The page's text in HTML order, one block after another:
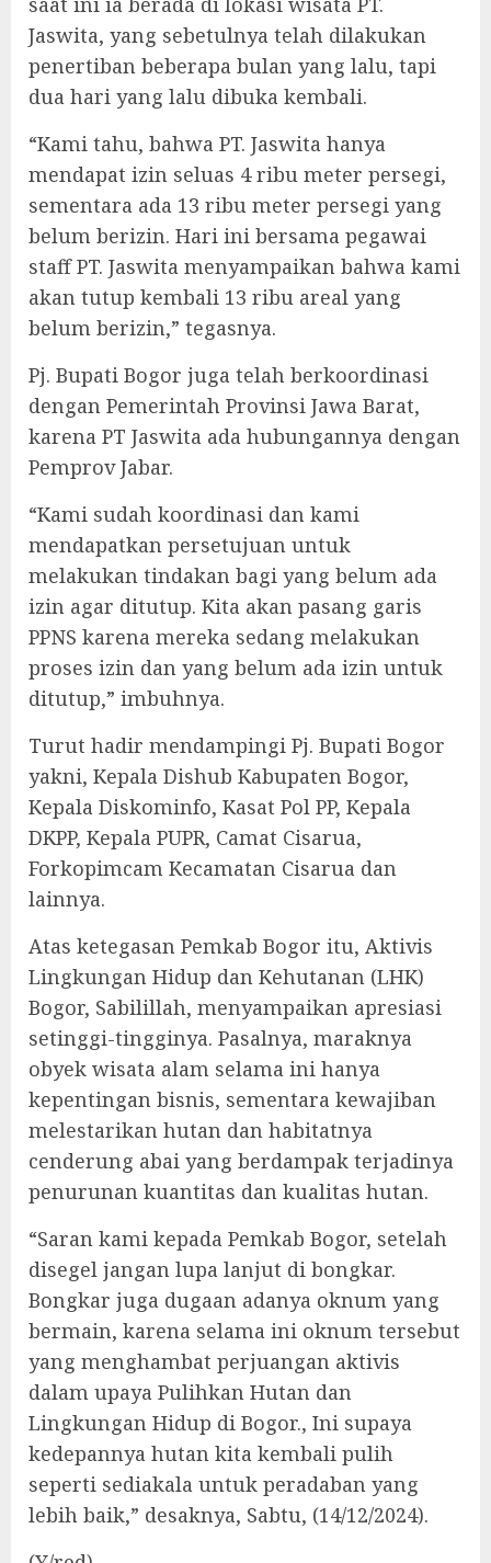
Jaswita, yang sebetulnya telah dilakukan
penertiban beberapa bulan yang lalu, tapi
dua hari yang lalu dibuka kembali.
“Kami tahu, bahwa PT. Jaswita hanya
mendapat izin seluas 4 ribu meter persegi,
sementara ada 13 ribu meter persegi yang
belum berizin. Hari ini bersama pegawai
staff PT. Jaswita menyampaikan bahwa kami
akan tutup kembali 13 ribu areal yang
belum berizin,” tegasnya.
Pj. Bupati Bogor juga telah berkoordinasi
dengan Pemerintah Provinsi Jawa Barat,
karena PT Jaswita ada hubungannya dengan
Pemprov Jabar.
“Kami sudah koordinasi dan kami
mendapatkan persetujuan untuk
melakukan tindakan bagi yang belum ada
izin agar ditutup. Kita akan pasang garis
PPNS karena mereka sedang melakukan
proses izin dan yang belum ada izin untuk
ditutup,” imbuhnya.
Turut hadir mendampingi Pj. Bupati Bogor
yakni, Kepala Dishub Kabupaten Bogor,
Kepala Diskominfo, Kasat Pol PP, Kepala
DKPP, Kepala PUPR, Camat Cisarua,
Forkopimcam Kecamatan Cisarua dan
lainnya.
Atas ketegasan Pemkab Bogor itu, Aktivis
Lingkungan Hidup dan Kehutanan (LHK)
Bogor, Sabilillah, menyampaikan apresiasi
setinggi-tingginya. Pasalnya, maraknya
obyek wisata alam selama ini hanya
kepentingan bisnis, sementara kewajiban
melestarikan hutan dan habitatnya
cenderung abai yang berdampak terjadinya
penurunan kuantitas dan kualitas hutan.
“Saran kami kepada Pemkab Bogor, setelah
disegel jangan lupa lanjut di bongkar.
Bongkar juga dugaan adanya oknum yang
bermain, karena selama ini oknum tersebut
yang menghambat perjuangan aktivis
dalam upaya Pulihkan Hutan dan
Lingkungan Hidup di Bogor., Ini supaya
kedepannya hutan kita kembali pulih
seperti sediakala untuk peradaban yang
lebih baik,” desaknya, Sabtu, (14/12/2024).